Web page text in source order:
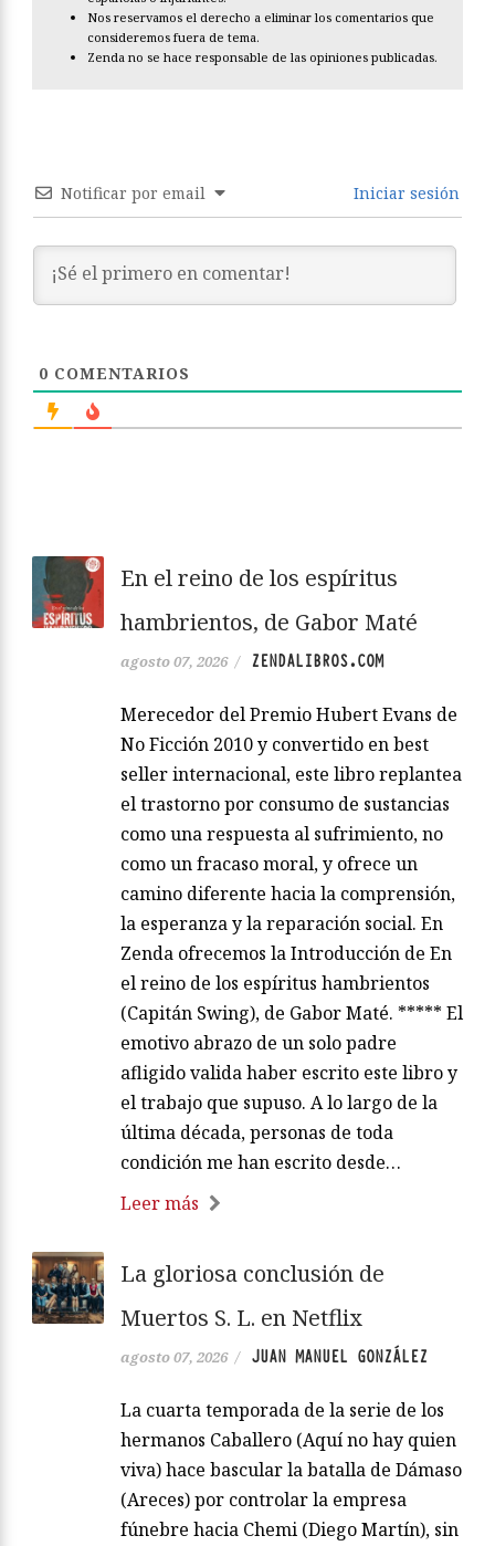
Nos reservamos el derecho a eliminar los comentarios que
consideremos fuera de tema.
Zenda no se hace responsable de las opiniones publicadas.
Notificar por email Iniciar sesión
0 COMENTARIOS
En el reino de los espíritus
hambrientos, de Gabor Maté
agosto 07, 2026 / ZENDALIBROS.COM
Merecedor del Premio Hubert Evans de
No Ficción 2010 y convertido en best
seller internacional, este libro replantea
el trastorno por consumo de sustancias
como una respuesta al sufrimiento, no
como un fracaso moral, y ofrece un
camino diferente hacia la comprensión,
la esperanza y la reparación social. En
Zenda ofrecemos la Introducción de En
el reino de los espíritus hambrientos
(Capitán Swing), de Gabor Maté. ***** El
emotivo abrazo de un solo padre
afligido valida haber escrito este libro y
el trabajo que supuso. A lo largo de la
última década, personas de toda
condición me han escrito desde…
Leer más
La gloriosa conclusión de
Muertos S. L. en Netflix
agosto 07, 2026 / JUAN MANUEL GONZÁLEZ
La cuarta temporada de la serie de los
hermanos Caballero (Aquí no hay quien
viva) hace bascular la batalla de Dámaso
(Areces) por controlar la empresa
fúnebre hacia Chemi (Diego Martín), sin